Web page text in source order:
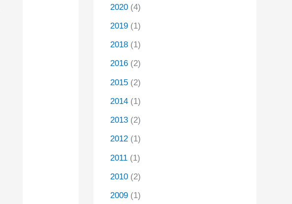
2020 (4)
2019 (1)
2018 (1)
2016 (2)
2015 (2)
2014 (1)
2013 (2)
2012 (1)
2011 (1)
2010 (2)
2009 (1)